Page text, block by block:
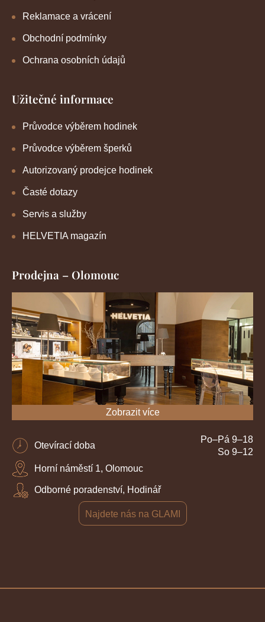
Reklamace a vrácení
Obchodní podmínky
Ochrana osobních údajů
Užitečné informace
Průvodce výběrem hodinek
Průvodce výběrem šperků
Autorizovaný prodejce hodinek
Časté dotazy
Servis a služby
HELVETIA magazín
Prodejna – Olomouc
Zobrazit více
Otevírací doba
Po–Pá 9–18
So 9–12
Horní náměstí 1, Olomouc
Odborné poradenství, Hodinář
Najdete nás na GLAMI